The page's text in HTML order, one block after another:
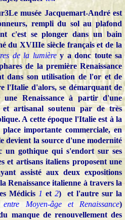
Le musée Jacquemart-André est
rempli du sol au plafond
c'est se plonger dans un bain
du XVIIIe siècle français et de la
de la lumière y a donc toute sa
de la première Renaissance
dans son utilisation de l'or et de
l'Italie d'alors, se démarquant de
une Renaissance à partir d'une
artisanal soutenu par de très
A cette époque l'Italie est à la
importante commerciale, en
devient la source d'une modernité
un gothique qui s'endort sur ses
et artisans italiens proposent une
assisté aux deux expositions
Renaissance italienne à travers la
Médicis 1 et 2)
et l'autre sur la
Moyen-âge et Renaissance)
manque de renouvellement des